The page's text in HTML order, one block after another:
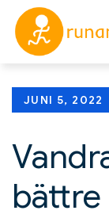
Skip
content
Posted
JUNI 5, 2022